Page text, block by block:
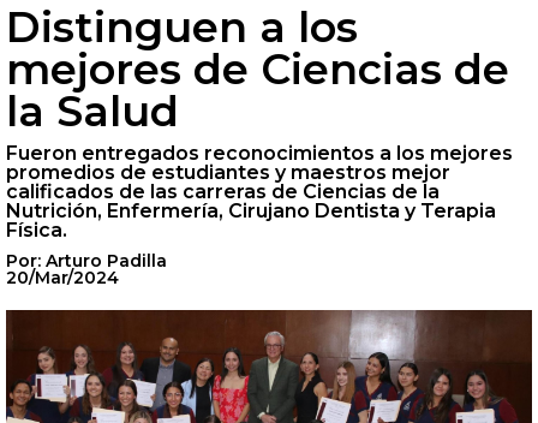
Distinguen a los
mejores de Ciencias de
la Salud
Fueron entregados reconocimientos a los mejores
promedios de estudiantes y maestros mejor
calificados de las carreras de Ciencias de la
Nutrición, Enfermería, Cirujano Dentista y Terapia
Física.
Por: Arturo Padilla
20/Mar/2024